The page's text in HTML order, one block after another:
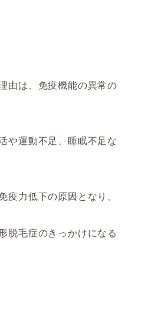
由は、免疫機能の異常の
や運動不足、睡眠不足な
疫力低下の原因となり、
脱毛症のきっかけになる